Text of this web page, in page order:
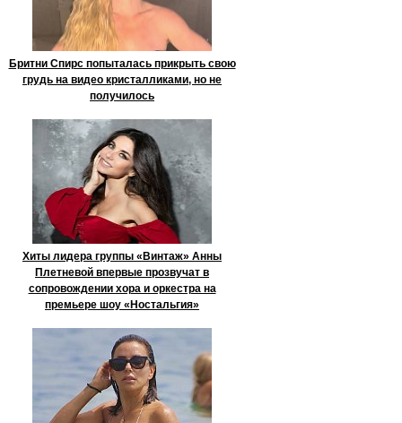
Бритни Спирс попыталась прикрыть свою
грудь на видео кристалликами, но не
получилось
Хиты лидера группы «Винтаж» Анны
Плетневой впервые прозвучат в
сопровождении хора и оркестра на
премьере шоу «Ностальгия»